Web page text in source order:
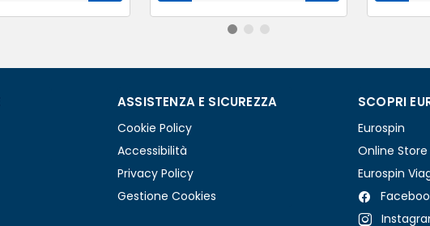
ASSISTENZA E SICUREZZA
Cookie Policy
Accessibilità
Privacy Policy
Gestione Cookies
SCOPRI
Eurospin
Online Store
Eurospin